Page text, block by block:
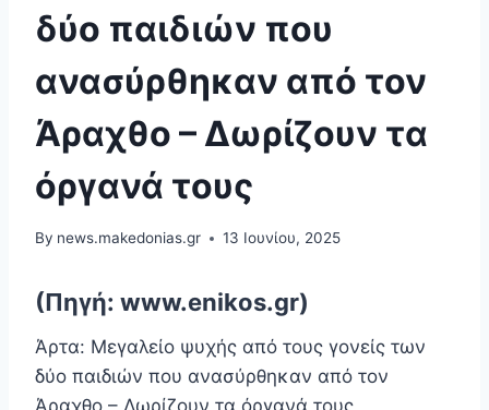
δύο παιδιών που
ανασύρθηκαν από τον
Άραχθο – Δωρίζουν τα
όργανά τους
By news.makedonias.gr 13 Ιουνίου, 2025
(Πηγή: www.enikos.gr)
Άρτα: Μεγαλείο ψυχής από τους γονείς των
δύο παιδιών που ανασύρθηκαν από τον